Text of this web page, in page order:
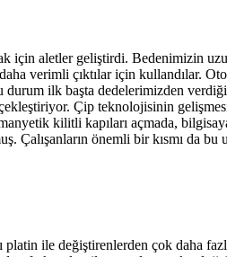
için aletler geliştirdi. Bedenimizin
verimli çıktılar için kullandılar.
ilk başta dedelerimizden
Çip teknolojisinin
kilitli kapıları açmada,
önemli bir kısmı da bu
ile değiştirenlerden çok daha